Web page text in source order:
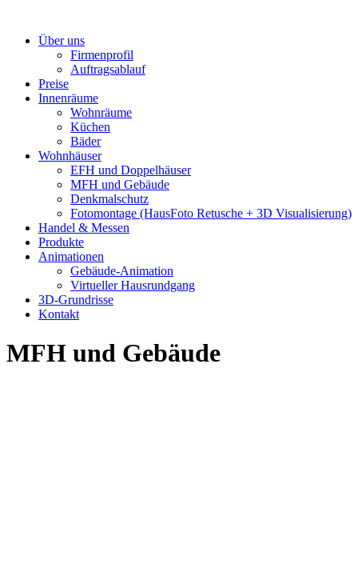
Über uns
Firmenprofil
Auftragsablauf
Preise
Innenräume
Wohnräume
Küchen
Bäder
Wohnhäuser
EFH und Doppelhäuser
MFH und Gebäude
Denkmalschutz
Fotomontage (HausFoto Retusche + 3D Visualisierung)
Handel & Messen
Produkte
Animationen
Gebäude-Animation
Virtueller Hausrundgang
3D-Grundrisse
Kontakt
MFH und Gebäude